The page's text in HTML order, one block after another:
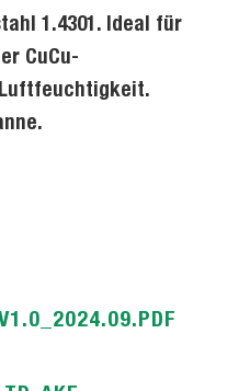
1.4301. Ideal für
CuCu-